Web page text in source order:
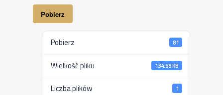
Pobierz
Pobierz 81
Wielkość pliku 134.68 KB
Liczba plików 1